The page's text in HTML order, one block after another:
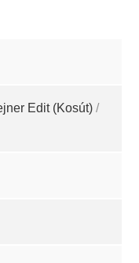
Edit (Kosút) /